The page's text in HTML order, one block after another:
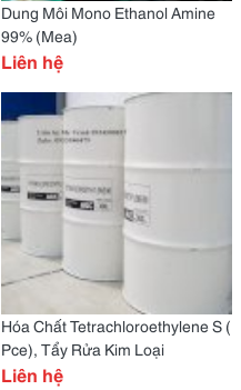
Dung Môi Mono Ethanol Amine
99% (Mea)
Liên hệ
Hóa Chất Tetrachloroethylene S (
Pce), Tẩy Rửa Kim Loại
Liên hệ